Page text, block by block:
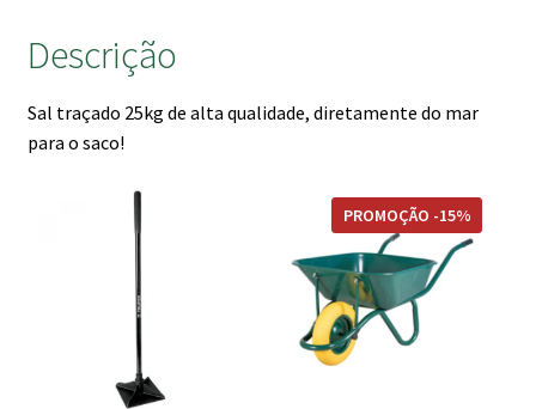
Descrição
Sal traçado 25kg de alta qualidade, diretamente do mar
para o saco!
PROMOÇÃO -15%